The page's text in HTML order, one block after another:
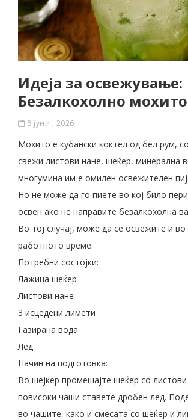
Идеја за освежување:
Безалкохолно мохито
8 јуни , 2026
Мохито е кубански коктел од бел рум,
свежи листови нане, шеќер, минерална
многумина им е омилен освежителен
Но не може да го пиете во кој било
освен ако не направите безалкохолна
Во тој случај, може да се освежите и во
работното време.
Потребни состојки:
Лажица шеќер
Листови нане
3 исцедени лимети
Газирана вода
Лед
Начин на подготовка:
Во шејкер промешајте шеќер со
повисоки чаши ставете дробен лед.
во чашите, како и смесата со шеќер и